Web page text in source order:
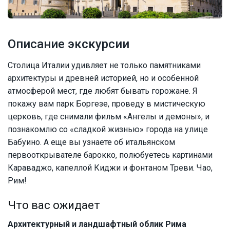
Описание экскурсии
Столица Италии удивляет не только памятниками
архитектуры и древней историей, но и особенной
атмосферой мест, где любят бывать горожане. Я
покажу вам парк Боргезе, проведу в мистическую
церковь, где снимали фильм «Ангелы и демоны», и
познакомлю со «сладкой жизнью» города на улице
Бабуино. А еще вы узнаете об итальянском
первооткрывателе барокко, полюбуетесь картинами
Караваджо, капеллой Киджи и фонтаном Треви. Чао,
Рим!
Что вас ожидает
Архитектурный и ландшафтный облик Рима